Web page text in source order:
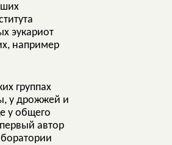
эукариот
например
группах
у дрожжей и
у общего
автор